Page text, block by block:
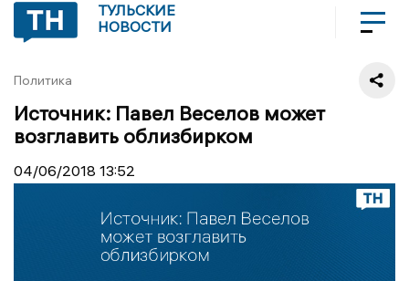
ТУЛЬСКИЕ
НОВОСТИ
Политика
Источник: Павел Веселов может
возглавить облизбирком
04/06/2018 13:52